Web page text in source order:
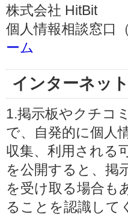
株式会社 HitBit
個人情報相談窓口
ーム
インターネッ
1.掲示板やクチコ
で、自発的に個人
収集、利用される
を公開すると、掲
を受け取る場合も
ることを認識して